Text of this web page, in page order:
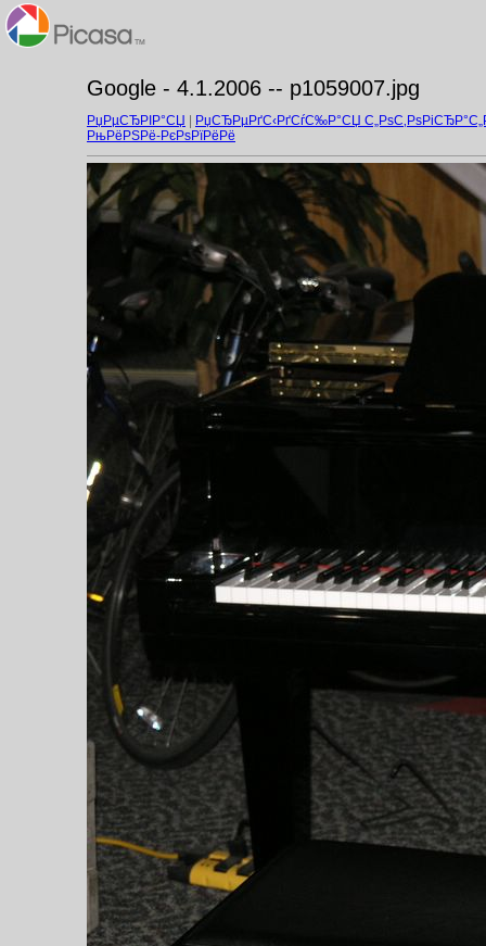
Google - 4.1.2006 -- p1059007.jpg
РџРµСЂРІР°СЏ
РџСЂРµРґС‹РґСѓС‰Р°СЏ
РњРёРЅРё-РєРѕРїРёРё